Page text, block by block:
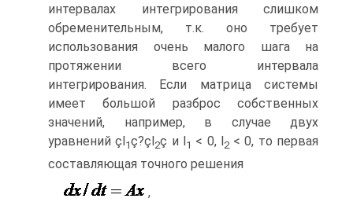
интервалах интегрирования слишком
обременительным, т.к. оно требует
использования очень малого шага на
протяжении всего интервала
интегрирования. Если матрица системы
имеет большой разброс собственных
значений, например, в случае двух
уравнений çl1ç?çl2ç и l1 < 0, l2< 0, то первая
составляющая точного решения
,